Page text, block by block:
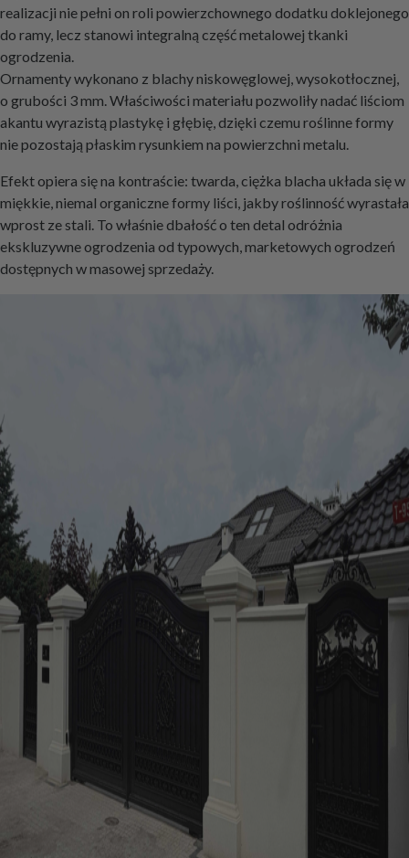
realizacji nie pełni on roli powierzchownego dodatku doklejonego
do ramy, lecz stanowi integralną część metalowej tkanki
ogrodzenia.
Ornamenty wykonano z blachy niskowęglowej, wysokotłocznej,
o grubości 3 mm. Właściwości materiału pozwoliły nadać liściom
akantu wyrazistą plastykę i głębię, dzięki czemu roślinne formy
nie pozostają płaskim rysunkiem na powierzchni metalu.
Efekt opiera się na kontraście: twarda, ciężka blacha układa się w
miękkie, niemal organiczne formy liści, jakby roślinność wyrastała
wprost ze stali. To właśnie dbałość o ten detal odróżnia
ekskluzywne ogrodzenia od typowych, marketowych ogrodzeń
dostępnych w masowej sprzedaży.